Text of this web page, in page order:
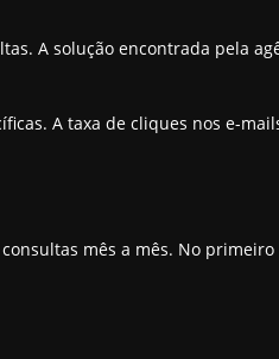
A solução encontrada pela
A taxa de cliques nos e-
mês a mês. No